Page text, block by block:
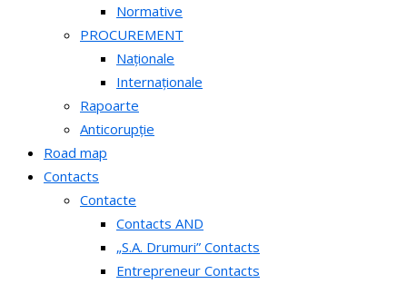
Normative
PROCUREMENT
Naționale
Internaționale
Rapoarte
Anticorupție
Road map
Contacts
Contacte
Contacts AND
„S.A. Drumuri” Contacts
Entrepreneur Contacts